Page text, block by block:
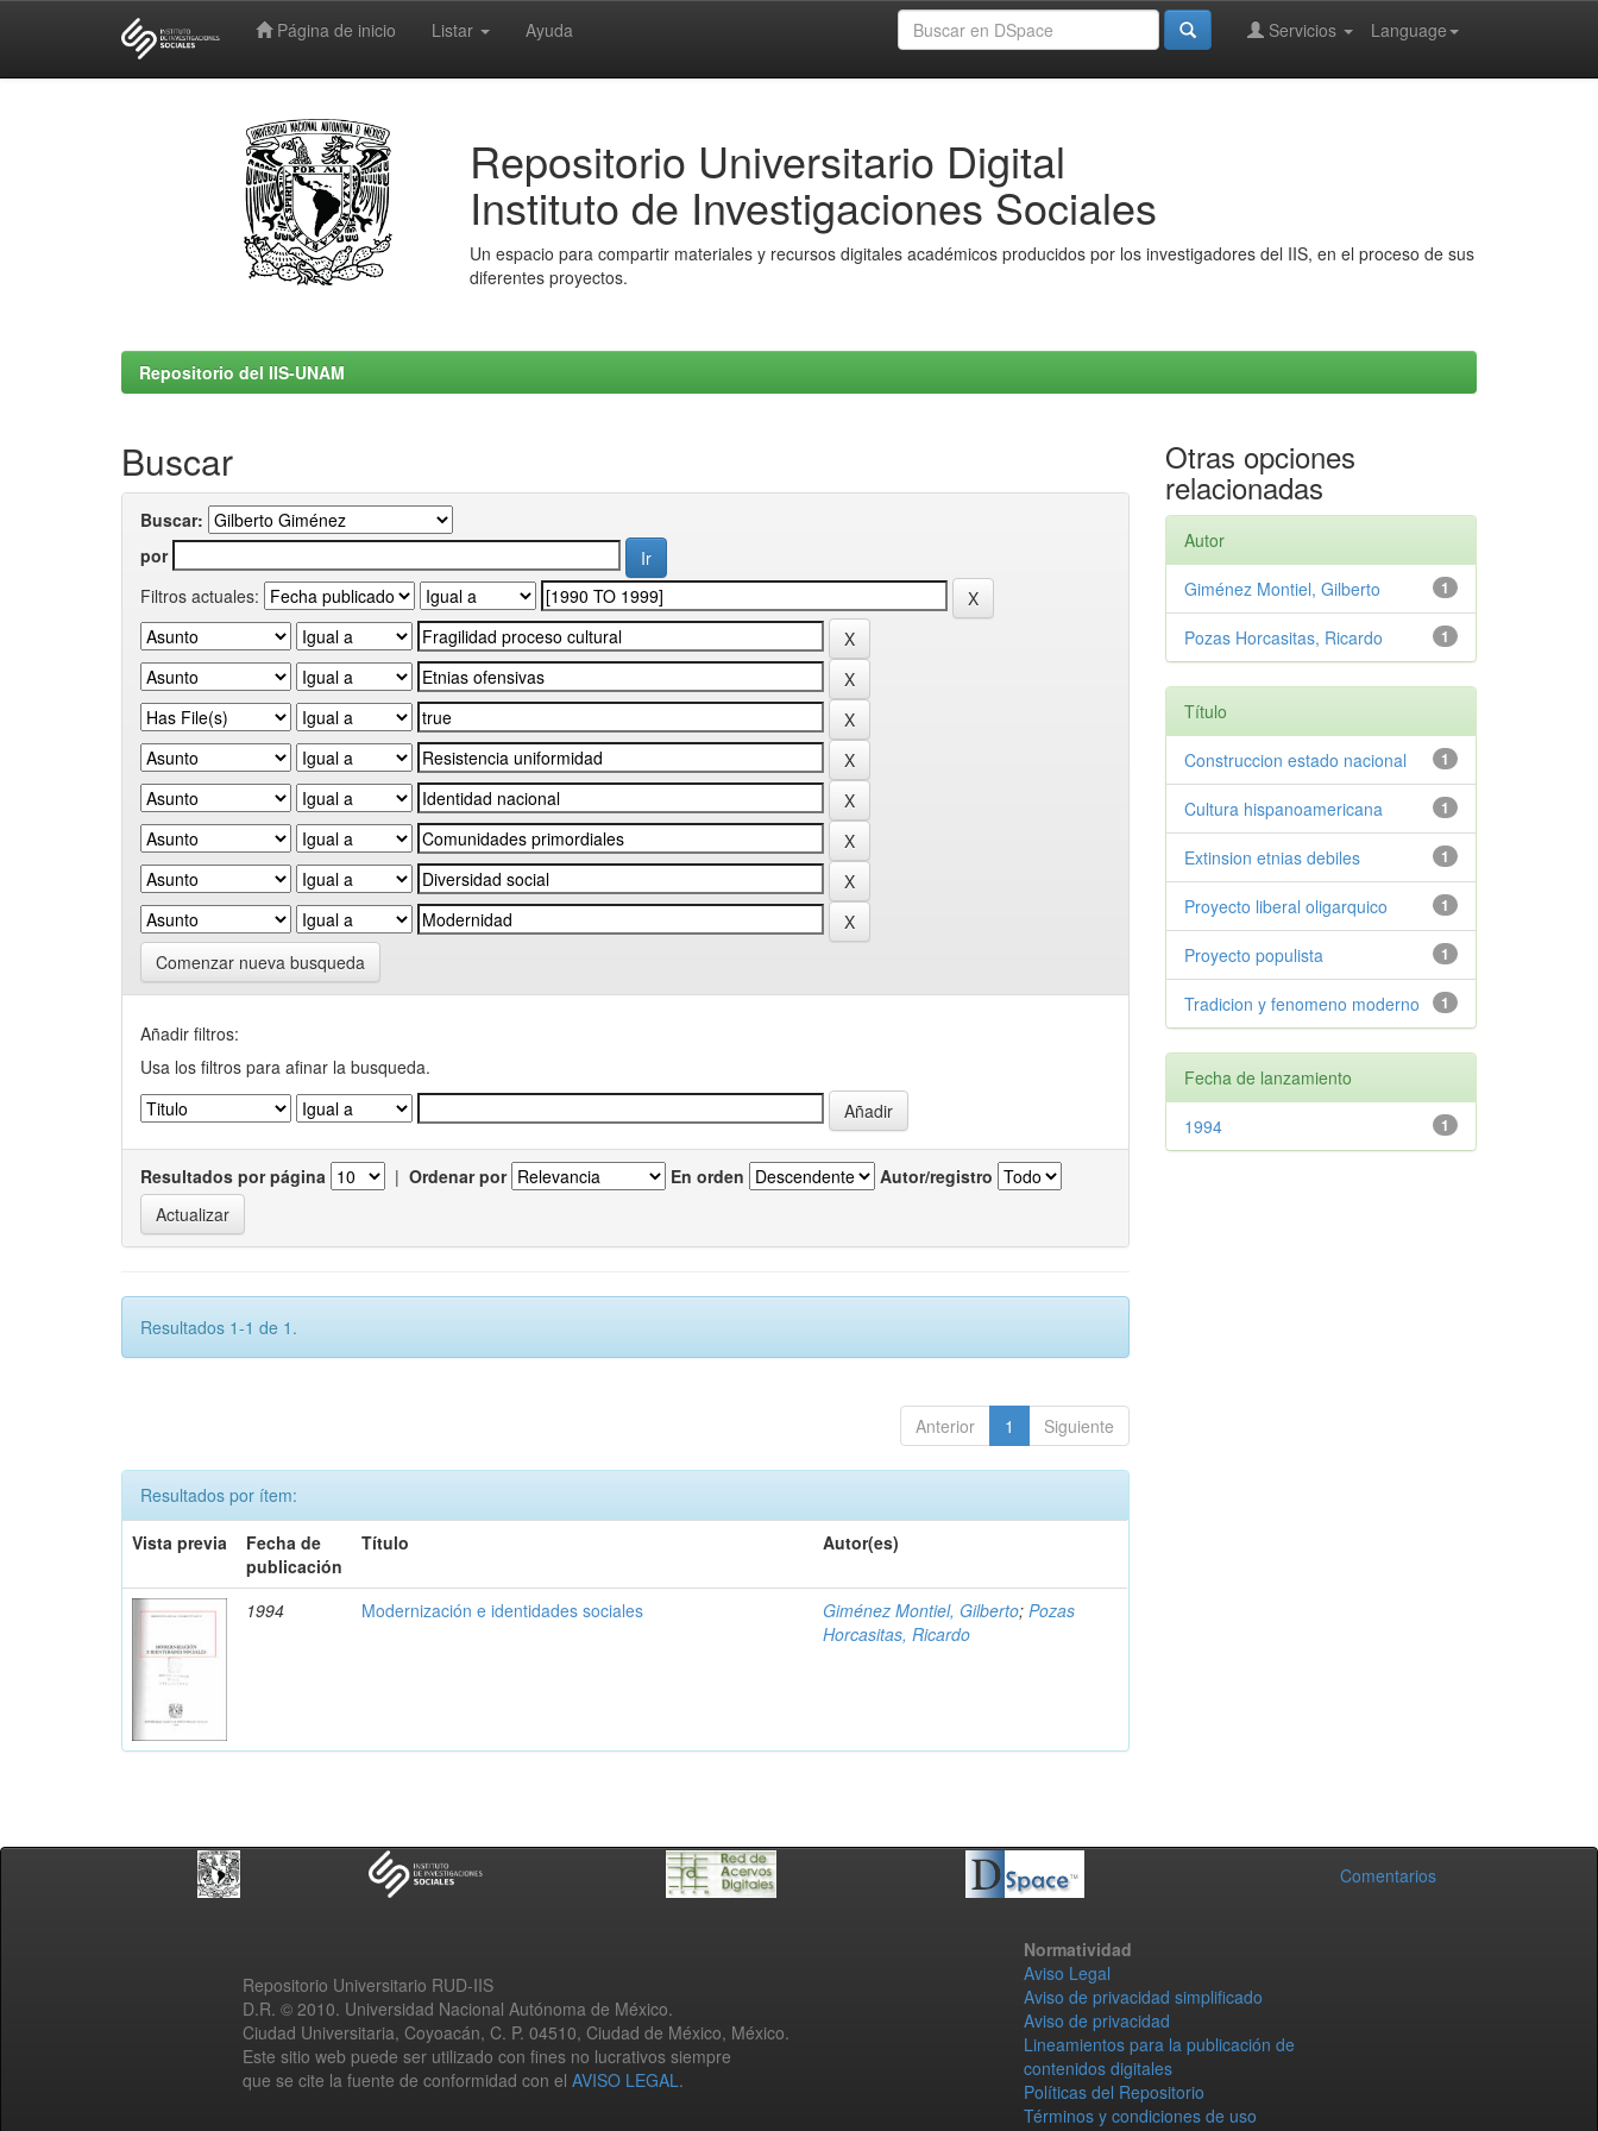
Página de inicio Listar Ayuda Language
Servicios
Repositorio Universitario Digital
Instituto de Investigaciones Sociales
Un espacio para compartir materiales y recursos digitales académicos producidos por los investigadores del IIS, en el proceso de sus
diferentes proyectos.
Repositorio del IIS-UNAM
Buscar
Buscar:
por
Filtros actuales:
Comenzar nueva busqueda
Añadir filtros:
Usa los filtros para afinar la busqueda.
Resultados por página | Ordenar por En orden Autor/registro
Resultados 1-1 de 1.
Anterior 1 Siguiente
Resultados por ítem:
Vista previa
Fecha de
publicación
Título Autor(es)
1994 Modernización e identidades sociales Giménez Montiel, Gilberto;Pozas
Horcasitas, Ricardo
Otras opciones
relacionadas
Autor
1
Giménez Montiel, Gilberto
1
Pozas Horcasitas, Ricardo
Título
1
Construccion estado nacional
1
Cultura hispanoamericana
1
Extinsion etnias debiles
1
Proyecto liberal oligarquico
1
Proyecto populista
1
Tradicion y fenomeno moderno
Fecha de lanzamiento
1
1994
Comentarios
Repositorio Universitario RUD-IIS
D.R. © 2010. Universidad Nacional Autónoma de México.
Ciudad Universitaria, Coyoacán, C. P. 04510, Ciudad de México, México.
Este sitio web puede ser utilizado con fines no lucrativos siempre
que se cite la fuente de conformidad con el AVISO LEGAL.
Normatividad
Aviso Legal
Aviso de privacidad simplificado
Aviso de privacidad
Lineamientos para la publicación de
contenidos digitales
Políticas del Repositorio
Términos y condiciones de uso